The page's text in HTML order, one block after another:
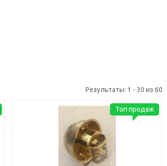
Результаты: 1 - 30 из 60
Топ продаж